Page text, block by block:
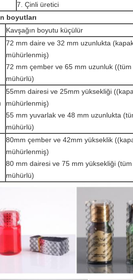
7. Çinli üretici
boyutları
Kavşağın boyutu küçülür
72 mm daire ve 32 mm uzunlukta
mühürlenmiş)
72 mm çember ve 65 mm uzunluk ((tüm
mühürlü)
55mm dairesi ve 25mm yüksekliği
mühürlenmiş)
55 mm yuvarlak ve 48 mm uzunlukta
mühürlü)
80mm çember ve 42mm yükseklik
mühürlenmiş)
80 mm dairesi ve 75 mm yüksekliği
mühürlü)